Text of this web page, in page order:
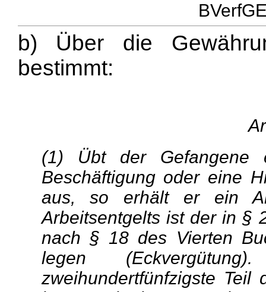
b) Über die
bestimmt:
(1) Übt der Gefangene
Beschäftigung oder eine
aus, so erhält er ein
Arbeitsentgelts ist der in §
nach § 18 des Vierten
legen
zweihundertfünfzigste Teil